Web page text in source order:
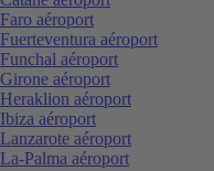
Faro aéroport
Fuerteventura aéroport
Funchal aéroport
Girone aéroport
Heraklion aéroport
Ibiza aéroport
Lanzarote aéroport
La-Palma aéroport